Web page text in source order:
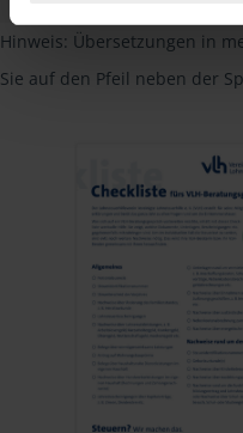
Hinweis: Übersetzungen in
Sie auf den Pfeil neben der